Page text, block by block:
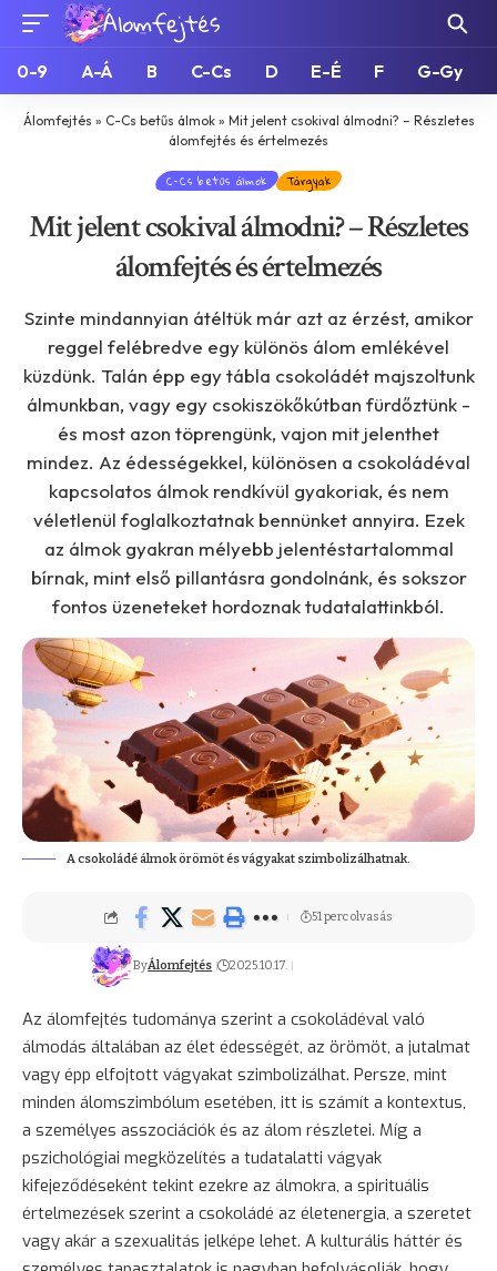
0-9 A-Á B C-Cs D E-É F G-Gy
Álomfejtés » C-Cs betűs álmok» Mit jelent csokival álmodni? – Részletes
álomfejtés és értelmezés
C-Cs betűs álmok Tárgyak
Mit jelent csokival álmodni? – Részletes
álomfejtés és értelmezés
Szinte mindannyian átéltük már azt az érzést, amikor
reggel felébredve egy különös álom emlékével
küzdünk. Talán épp egy tábla csokoládét majszoltunk
álmunkban, vagy egy csokiszökőkútban fürdőztünk -
és most azon töprengünk, vajon mit jelenthet
mindez. Az édességekkel, különösen a csokoládéval
kapcsolatos álmok rendkívül gyakoriak, és nem
véletlenül foglalkoztatnak bennünket annyira. Ezek
az álmok gyakran mélyebb jelentéstartalommal
bírnak, mint első pillantásra gondolnánk, és sokszor
fontos üzeneteket hordoznak tudatalattinkból.
A csokoládé álmok örömöt és vágyakat szimbolizálhatnak.
ByÁlomfejtés 2025.10.17.
51 perc olvasás
Az álomfejtés tudománya szerint a csokoládéval való
álmodás általában az élet édességét, az örömöt, a jutalmat
vagy épp elfojtott vágyakat szimbolizálhat. Persze, mint
minden álomszimbólum esetében, itt is számít a kontextus,
a személyes asszociációk és az álom részletei. Míg a
pszichológiai megközelítés a tudatalatti vágyak
kifejeződéseként tekint ezekre az álmokra, a spirituális
értelmezések szerint a csokoládé az életenergia, a szeretet
vagy akár a szexualitás jelképe lehet. A kulturális háttér és